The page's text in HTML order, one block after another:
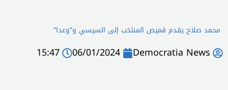
محمد صلاح يقدم قميص المنتخب إلى السيسي و”وعدا”
Democratia News
06/01/2024
15:47